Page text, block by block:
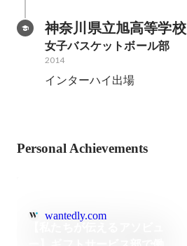
神奈川県立旭高等学校
女子バスケットボール部
2014
インターハイ出場
Personal Achievements
wantedly.com